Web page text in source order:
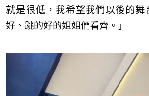
就是很低，我希望我們以後的舞
好、跳的好的姐姐們看齊。」